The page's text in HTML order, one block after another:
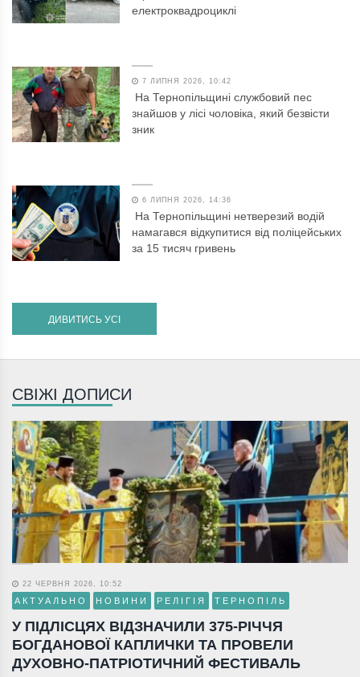
електроквадроциклі
7 ЛИПНЯ 2026, 10:42
На Тернопільщині службовий пес
знайшов у лісі чоловіка, який безвісти
зник
6 ЛИПНЯ 2026, 14:36
На Тернопільщині нетверезий водій
намагався відкупитися від поліцейських
за 15 тисяч гривень
ДИВИТИСЬ УСІ
СВІЖІ ДОПИСИ
22 ЧЕРВНЯ 2026, 10:52
АКТУАЛЬНО НОВИНИ РЕЛІГІЯ ТЕРНОПІЛЬ
У ПІДЛІСЦЯХ ВІДЗНАЧИЛИ 375-РІЧЧЯ
БОГДАНОВОЇ КАПЛИЧКИ ТА ПРОВЕЛИ
ДУХОВНО-ПАТРІОТИЧНИЙ ФЕСТИВАЛЬ